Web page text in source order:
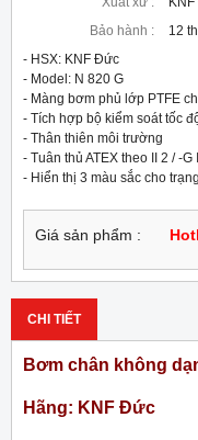
Bảo hành :
12
- HSX: KNF Đức
- Model: N 820 G
- Màng bơm phủ lớp PTFE
- Tích hợp bộ kiểm soát tốc
- Thân thiên môi trường
- Tuân thủ ATEX theo II 2 / -
- Hiển thị 3 màu sắc cho
Giá sản phẩm :
CHI TIẾT
Bơm chân không
Hãng: KNF Đức